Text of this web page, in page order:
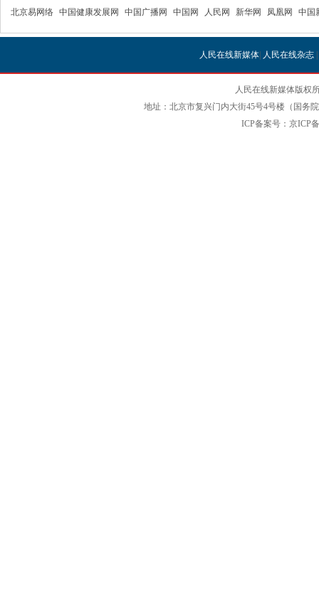
北京易网络 中国健康发展网 中国广播网 中国网 人民网 新华网 凤凰网 中国
人民在线新媒体| 人民在线杂志|
人民在线新媒体版权
地址：北京市复兴门内大街45号4号楼（国务
ICP备案号：京ICP